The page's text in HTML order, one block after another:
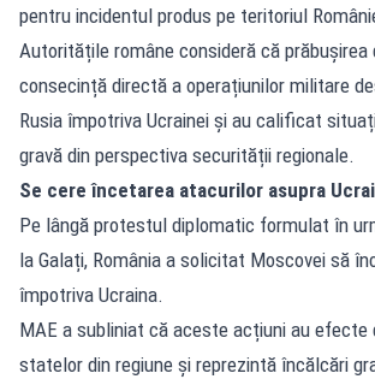
pentru incidentul produs pe teritoriul
Autoritățile române consideră că prăbușirea
consecință directă a operațiunilor militare
Rusia împotriva Ucrainei și au calificat
gravă din perspectiva securității regionale.
Se cere încetarea atacurilor asupra
Pe lângă protestul diplomatic formulat în
la Galați, România a solicitat Moscovei să
împotriva Ucraina.
MAE a subliniat că aceste acțiuni au efecte
statelor din regiune și reprezintă încălcări